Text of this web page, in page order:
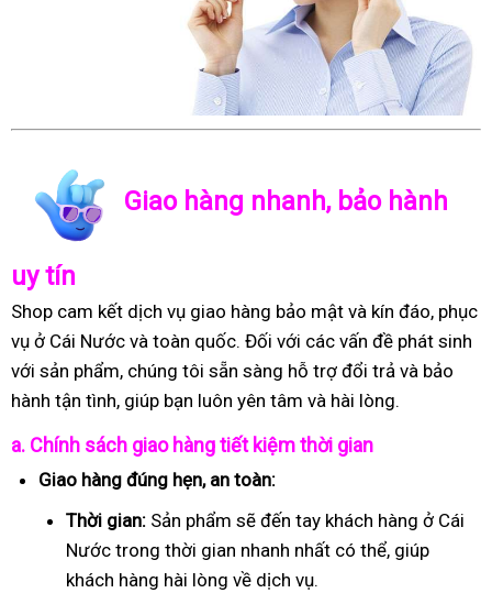
Giao hàng nhanh, bảo hành
uy tín
Shop cam kết dịch vụ giao hàng bảo mật và kín đáo, phục
vụ ở Cái Nước và toàn quốc. Đối với các vấn đề phát sinh
với sản phẩm, chúng tôi sẵn sàng hỗ trợ đổi trả và bảo
hành tận tình, giúp bạn luôn yên tâm và hài lòng.
a. Chính sách giao hàng tiết kiệm thời gian
Giao hàng đúng hẹn, an toàn:
Thời gian: Sản phẩm sẽ đến tay khách hàng ở Cái
Nước trong thời gian nhanh nhất có thể, giúp
khách hàng hài lòng về dịch vụ.